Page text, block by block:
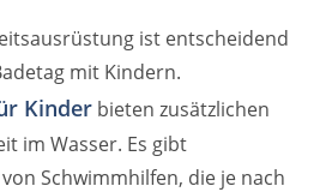
ist entscheidend
mit Kindern.
Kinder bieten zusätzlichen
im Wasser. Es gibt
Schwimmhilfen, die je nach